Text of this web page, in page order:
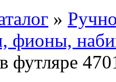
»
фионы,
футляре